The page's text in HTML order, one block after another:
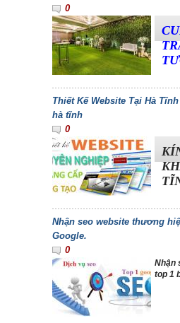
0
Thiết Kế Website Tại Hà
hà tĩnh
0
Nhận seo website thương
Google.
0
Nhận
top 1